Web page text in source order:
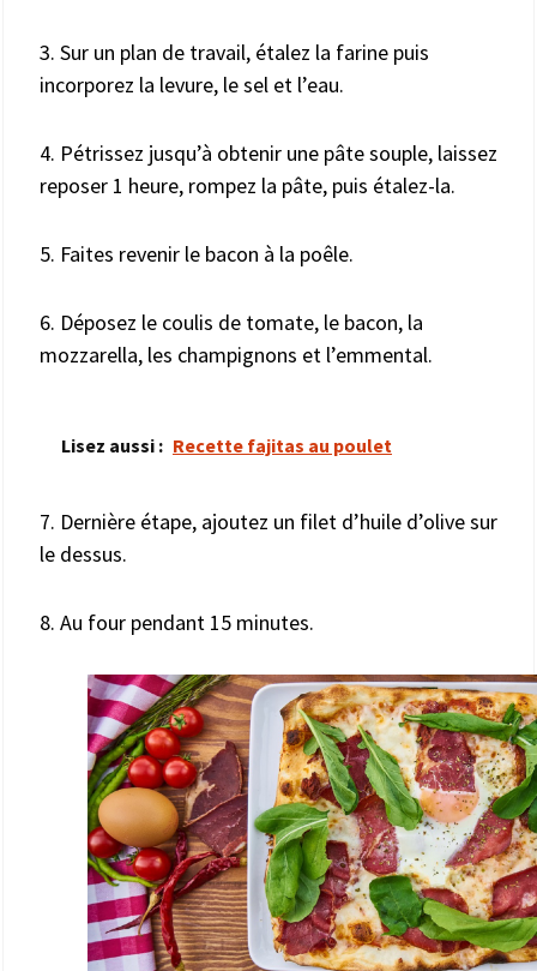
3. Sur un plan de travail, étalez la farine puis
incorporez la levure, le sel et l’eau.
4. Pétrissez jusqu’à obtenir une pâte souple, laissez
reposer 1 heure, rompez la pâte, puis étalez-la.
5. Faites revenir le bacon à la poêle.
6. Déposez le coulis de tomate, le bacon, la
mozzarella, les champignons et l’emmental.
Lisez aussi : Recette fajitas au poulet
7. Dernière étape, ajoutez un filet d’huile d’olive sur
le dessus.
8. Au four pendant 15 minutes.